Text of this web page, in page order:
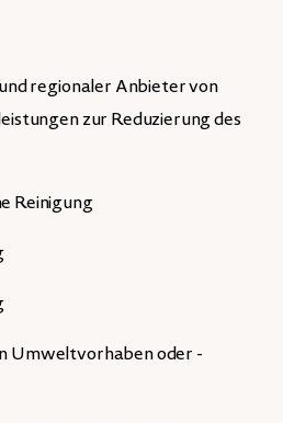
regionaler Anbieter von
zur Reduzierung des
Reinigung
Umweltvorhaben oder -